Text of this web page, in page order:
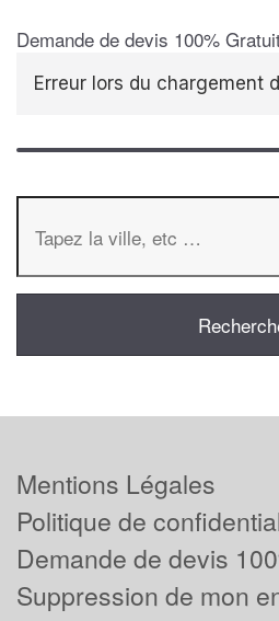
Demande de devis 100%
Erreur lors du chargement
Mentions Légales
Politique de
Demande de devis
Suppression de mon